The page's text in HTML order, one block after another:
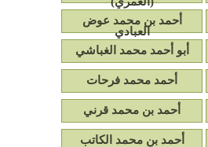
أحمد بن محمد عوض
العبادي
أبو أحمد محمد الغباشي
أحمد محمد فرحات
أحمد بن محمد قرني
أحمد بن محمد الكاتب